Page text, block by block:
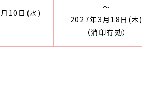
10日(水)
～
2027年3月18日(木)
（消印有効）